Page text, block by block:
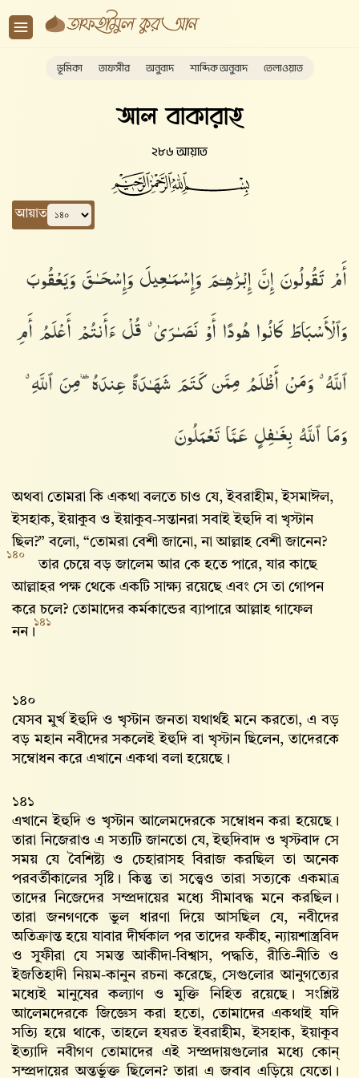
ভূমিকা তাফসীর অনুবাদ শাব্দিক অনুবাদ তেলাওয়াত
আল বাকারাহ
২৮৬ আয়াত
আয়াত
أَمْ تَقُولُونَ إِنَّ إِبْرَٰهِـۧمَ وَإِسْمَـٰعِيلَ وَإِسْحَـٰقَ وَيَعْقُوبَ
وَٱلْأَسْبَاطَ كَانُوا۟ هُودًا أَوْ نَصَـٰرَىٰ ۗ قُلْ ءَأَنتُمْ أَعْلَمُ أَمِ
ٱللَّهُ ۗ وَمَنْ أَظْلَمُ مِمَّن كَتَمَ شَهَـٰدَةً عِندَهُۥ مِنَ ٱللَّهِ ۗ
وَمَا ٱللَّهُ بِغَـٰفِلٍ عَمَّا تَعْمَلُونَ
অথবা তোমরা কি একথা বলতে চাও যে, ইবরাহীম, ইসমাঈল,
ইসহাক, ইয়াকুব ও ইয়াকুব-সন্তানরা সবাই ইহুদি বা খৃস্টান
ছিল?” বলো, “তোমরা বেশী জানো, না আল্লাহ‌ বেশী জানেন?
১৪০
তার চেয়ে বড় জালেম আর কে হতে পারে, যার কাছে
আল্লাহর পক্ষ থেকে একটি সাক্ষ্য রয়েছে এবং সে তা গোপন
করে চলে? তোমাদের কর্মকান্ডের ব্যাপারে আল্লাহ‌ গাফেল
নন।
১৪১
১৪০
যেসব মুর্খ ইহুদি ও খৃস্টান জনতা যথার্থই মনে করতো, এ বড়
বড় মহান নবীদের সকলেই ইহুদি বা খৃস্টান ছিলেন, তাদেরকে
সম্বোধন করে এখানে একথা বলা হয়েছে।
১৪১
এখানে ইহুদি ও খৃস্টান আলেমদেরকে সম্বোধন করা হয়েছে।
তারা নিজেরাও এ সত্যটি জানতো যে, ইহুদিবাদ ও খৃস্টবাদ সে
সময় যে বৈশিষ্ট্য ও চেহারাসহ বিরাজ করছিল তা অনেক
পরবর্তীকালের সৃষ্টি। কিন্তু তা সত্ত্বেও তারা সত্যকে একমাত্র
তাদের নিজেদের সম্প্রদায়ের মধ্যে সীমাবদ্ধ মনে করছিল।
তারা জনগণকে ভুল ধারণা দিয়ে আসছিল যে, নবীদের
অতিক্রান্ত হয়ে যাবার দীর্ঘকাল পর তাদের ফকীহ, ন্যায়শাস্ত্রবিদ
ও সুফীরা যে সমস্ত আকীদা-বিশ্বাস, পদ্ধতি, রীতি-নীতি ও
ইজতিহাদী নিয়ম-কানুন রচনা করেছে, সেগুলোর আনুগত্যের
মধ্যেই মানুষের কল্যাণ ও মুক্তি নিহিত রয়েছে। সংশ্লিষ্ট
আলেমদেরকে জিজ্ঞেস করা হতো, তোমাদের একথাই যদি
সত্যি হয়ে থাকে, তাহলে হযরত ইবরাহীম, ইসহাক, ইয়াকূব
ইত্যাদি নবীগণ তোমাদের এই সম্প্রদায়গুলোর মধ্যে কোন্‌
সম্প্রদায়ের অন্তর্ভুক্ত ছিলেন? তারা এ জবাব এড়িয়ে যেতো।